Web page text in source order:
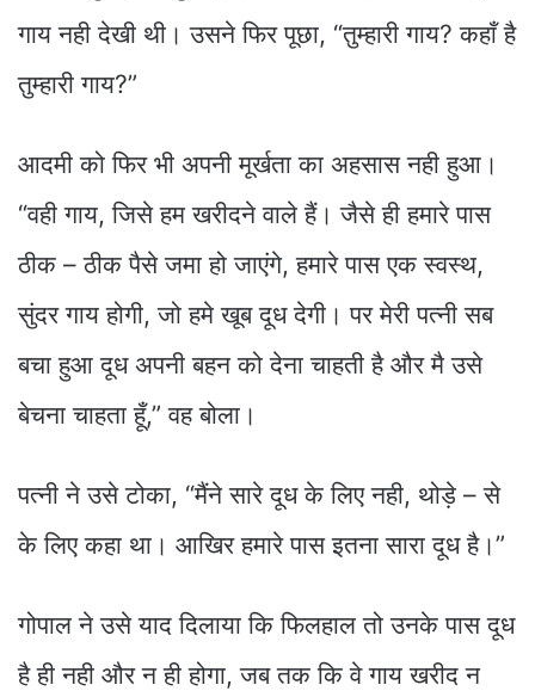
गाय नही देखी थी। उसने फिर पूछा, “तुम्हारी गाय? कहाँ है
तुम्हारी गाय?”
आदमी को फिर भी अपनी मूर्खता का अहसास नही हुआ।
“वही गाय, जिसे हम खरीदने वाले हैं। जैसे ही हमारे पास
ठीक – ठीक पैसे जमा हो जाएंगे, हमारे पास एक स्वस्थ,
सुंदर गाय होगी, जो हमे खूब दूध देगी। पर मेरी पत्नी सब
बचा हुआ दूध अपनी बहन को देना चाहती है और मै उसे
बेचना चाहता हूँ,” वह बोला।
पत्नी ने उसे टोका, “मैंने सारे दूध के लिए नही, थोड़े – से
के लिए कहा था। आखिर हमारे पास इतना सारा दूध है।”
गोपाल ने उसे याद दिलाया कि फिलहाल तो उनके पास दूध
है ही नही और न ही होगा, जब तक कि वे गाय खरीद न